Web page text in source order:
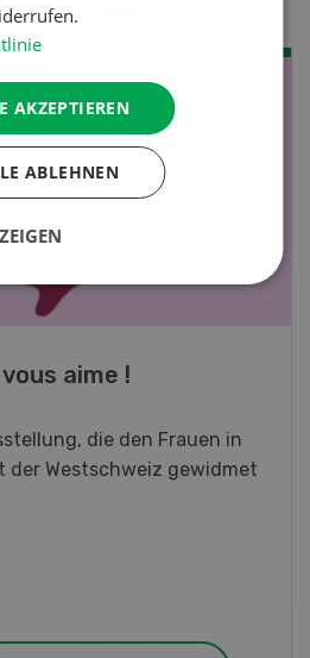
tätig oder
für das Thema? In
FBA-Weiterbildungskurs
AKZEPTIEREN
ABLEHNEN